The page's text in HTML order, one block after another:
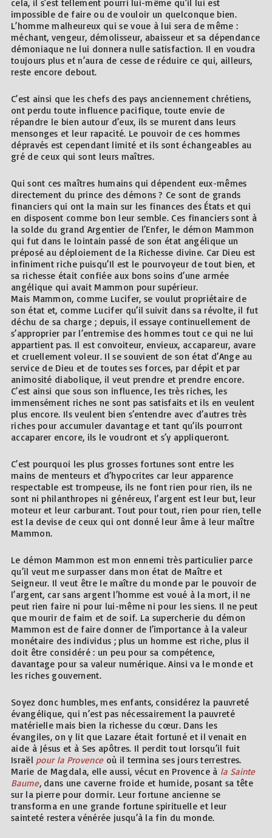
cela, il s’est tellement pourri lui-même qu’il lui est
impossible de faire ou de vouloir un quelconque bien.
L’homme malheureux qui se voue à lui sera de même :
méchant, vengeur, démolisseur, abaisseur et sa dépendance
démoniaque ne lui donnera nulle satisfaction. Il en voudra
toujours plus et n’aura de cesse de réduire ce qui, ailleurs,
reste encore debout.
C’est ainsi que les chefs des pays anciennement chrétiens,
ont perdu toute influence pacifique, toute envie de
répandre le bien autour d’eux, ils se murent dans leurs
mensonges et leur rapacité. Le pouvoir de ces hommes
dépravés est cependant limité et ils sont échangeables au
gré de ceux qui sont leurs maîtres.
Qui sont ces maîtres humains qui dépendent eux-mêmes
directement du prince des démons ? Ce sont de grands
financiers qui ont la main sur les finances des États et qui
en disposent comme bon leur semble. Ces financiers sont à
la solde du grand Argentier de l’Enfer, le démon Mammon
qui fut dans le lointain passé de son état angélique un
préposé au déploiement de la Richesse divine. Car Dieu est
infiniment riche puisqu’Il est le pourvoyeur de tout bien, et
sa richesse était confiée aux bons soins d’une armée
angélique qui avait Mammon pour supérieur.
Mais Mammon, comme Lucifer, se voulut propriétaire de
son état et, comme Lucifer qu’il suivit dans sa révolte, il fut
déchu de sa charge ; depuis, il essaye continuellement de
s’approprier par l’entremise des hommes tout ce qui ne lui
appartient pas. Il est convoiteur, envieux, accapareur, avare
et cruellement voleur. Il se souvient de son état d’Ange au
service de Dieu et de toutes ses forces, par dépit et par
animosité diabolique, il veut prendre et prendre encore.
C’est ainsi que sous son influence, les très riches, les
immensément riches ne sont pas satisfaits et ils en veulent
plus encore. Ils veulent bien s’entendre avec d’autres très
riches pour accumuler davantage et tant qu’ils pourront
accaparer encore, ils le voudront et s’y appliqueront.
C’est pourquoi les plus grosses fortunes sont entre les
mains de menteurs et d’hypocrites car leur apparence
respectable est trompeuse, ils ne font rien pour rien, ils ne
sont ni philanthropes ni généreux, l’argent est leur but, leur
moteur et leur carburant. Tout pour tout, rien pour rien, telle
est la devise de ceux qui ont donné leur âme à leur maître
Mammon.
Le démon Mammon est mon ennemi très particulier parce
qu’il veut me surpasser dans mon état de Maître et
Seigneur. Il veut être le maître du monde par le pouvoir de
l’argent, car sans argent l’homme est voué à la mort, il ne
peut rien faire ni pour lui-même ni pour les siens. Il ne peut
que mourir de faim et de soif. La supercherie du démon
Mammon est de faire donner de l’importance à la valeur
monétaire des individus ; plus un homme est riche, plus il
doit être considéré : un peu pour sa compétence,
davantage pour sa valeur numérique. Ainsi va le monde et
les riches gouvernent.
Soyez donc humbles, mes enfants, considérez la pauvreté
évangélique, qui n’est pas nécessairement la pauvreté
matérielle mais bien la richesse du cœur. Dans les
évangiles, on y lit que Lazare était fortuné et il venait en
aide à Jésus et à Ses apôtres. Il perdit tout lorsqu’il fuit
Israël pour la Provenceoù il termina ses jours terrestres.
Marie de Magdala, elle aussi, vécut en Provence à la Sainte
Baume, dans une caverne froide et humide, posant sa tête
sur la pierre pour dormir. Leur fortune ancienne se
transforma en une grande fortune spirituelle et leur
sainteté restera vénérée jusqu’à la fin du monde.